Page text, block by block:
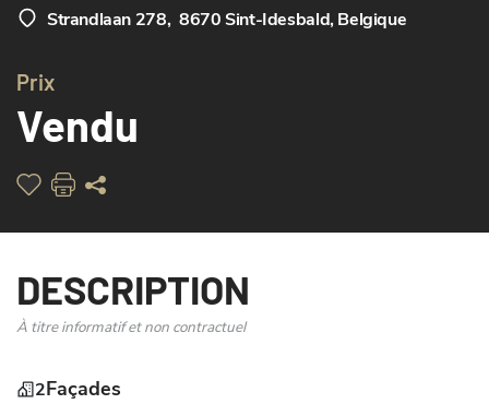
Strandlaan 278, 8670 Sint-Idesbald, Belgique
Prix
Vendu
DESCRIPTION
À titre informatif et non contractuel
2Façades